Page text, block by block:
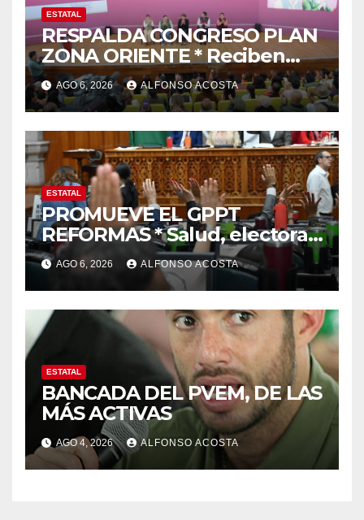
ESTATAL
RESPALDA CONGRESO PLAN
ZONA ORIENTE * Reciben
reconocimiento de la
gobernadora Delfina Gómez
AGO 6, 2026 ALFONSO ACOSTA
ESTATAL
PROMUEVE EL GPPT
REFORMAS * Salud, electoral
y justicia, de las principales
AGO 6, 2026 ALFONSO ACOSTA
ESTATAL
BANCADA DEL PVEM, DE LAS
MÁS ACTIVAS
AGO 4, 2026 ALFONSO ACOSTA